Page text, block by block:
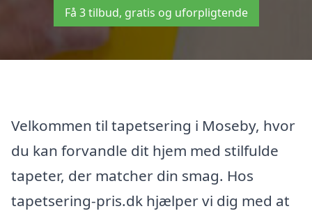
Få 3 tilbud, gratis og uforpligtende
Velkommen til tapetsering i Moseby, hvor
du kan forvandle dit hjem med stilfulde
tapeter, der matcher din smag. Hos
tapetsering-pris.dk hjælper vi dig med at